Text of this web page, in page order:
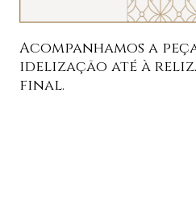
Acompanhamos a
idelização até à
final.